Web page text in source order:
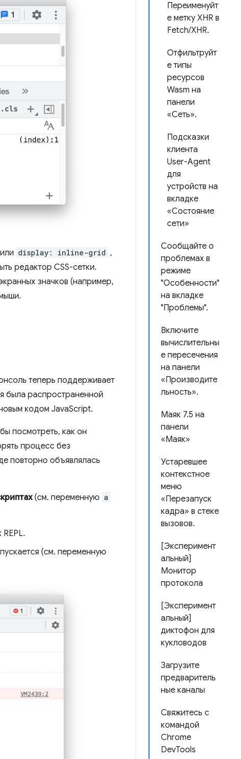
Переименуйт
е метку XHR в
Fetch/XHR.
Отфильтруйт
е типы
ресурсов
Wasm на
панели
«Сеть».
Подсказки
клиента
User-Agent
для
устройств на
вкладке
«Состояние
сети»
Сообщайте о
проблемах в
режиме
"Особенности"
на вкладке
"Проблемы".
Включите
вычислительны
е пересечения
на панели
«Производите
льность».
Маяк 7.5 на
панели
«Маяк»
Устаревшее
контекстное
меню
«Перезапуск
кадра» в стеке
вызовов.
[Эксперимент
альный]
Монитор
протокола
[Эксперимент
альный]
диктофон для
кукловодов
Загрузите
предваритель
ные каналы
Свяжитесь с
командой
Chrome
DevTools
или display: inline-grid ,
редактор CSS-сетки.
значков (например,
теперь поддерживает
была распространенной
кодом JavaScript.
посмотреть, как он
процесс без
повторно объявлялась
(см. переменную a
(см. переменную